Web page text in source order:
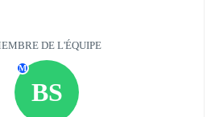
DE L'ÉQUIPE
BS
M